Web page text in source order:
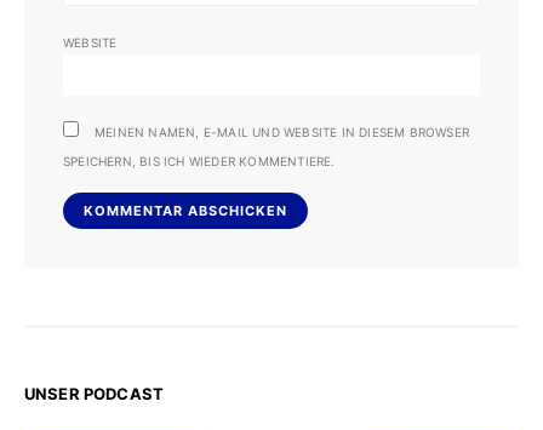
WEBSITE
MEINEN NAMEN, E-MAIL UND WEBSITE IN DIESEM BROWSER
SPEICHERN, BIS ICH WIEDER KOMMENTIERE.
UNSER PODCAST